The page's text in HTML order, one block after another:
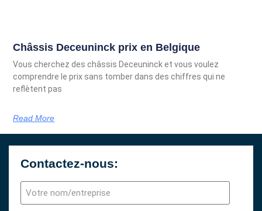
Châssis Deceuninck prix en Belgique
Vous cherchez des châssis Deceuninck et vous voulez
comprendre le prix sans tomber dans des chiffres qui ne
reflètent pas
Read More
Contactez-nous: